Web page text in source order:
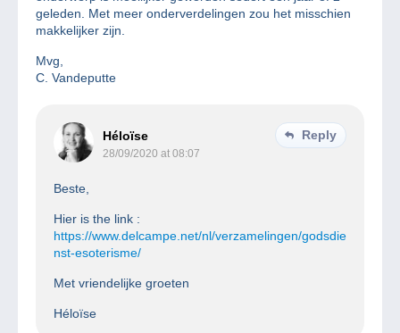
geleden. Met meer onderverdelingen zou het misschien
makkelijker zijn.
Mvg,
C. Vandeputte
Héloïse
28/09/2020 at 08:07
Reply
Beste,
Hier is the link :
https://www.delcampe.net/nl/verzamelingen/godsdie
nst-esoterisme/
Met vriendelijke groeten
Héloïse